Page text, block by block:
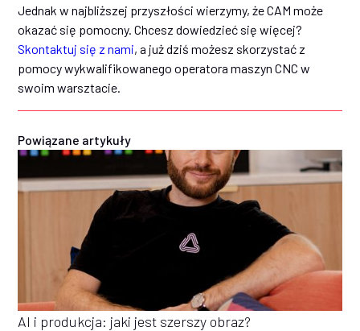
Jednak w najbliższej przyszłości wierzymy, że CAM może
okazać się pomocny. Chcesz dowiedzieć się więcej?
Skontaktuj się z nami, a już dziś możesz skorzystać z
pomocy wykwalifikowanego operatora maszyn CNC w
swoim warsztacie.
Powiązane artykuły
AI i produkcja: jaki jest szerszy obraz?